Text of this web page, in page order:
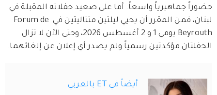
حضوراً جماهيرياً واسعاً. أما على صعيد حفلاته المقبلة في
لبنان، فمن المقرر أن يحيي ليلتين متتاليتين في Forum de
Beyrouth يومي 1 و 2 أغسطس 2026، وحتى الآن لا تزال
الحفلتان مؤكدتين رسمياً ولم يصدر أي إعلان عن إلغائهما.
أيضاً في ET بالعربي